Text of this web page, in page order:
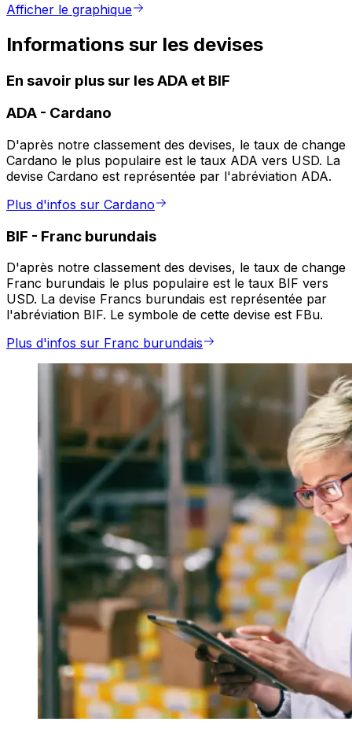
Afficher le graphique
Informations sur les devises
En savoir plus sur les ADA et BIF
ADA - Cardano
D'après notre classement des devises, le taux de change
Cardano le plus populaire est le taux ADA vers USD. La
devise Cardano est représentée par l'abréviation ADA.
Plus d'infos sur Cardano
BIF - Franc burundais
D'après notre classement des devises, le taux de change
Franc burundais le plus populaire est le taux BIF vers
USD. La devise Francs burundais est représentée par
l'abréviation BIF. Le symbole de cette devise est FBu.
Plus d'infos sur Franc burundais